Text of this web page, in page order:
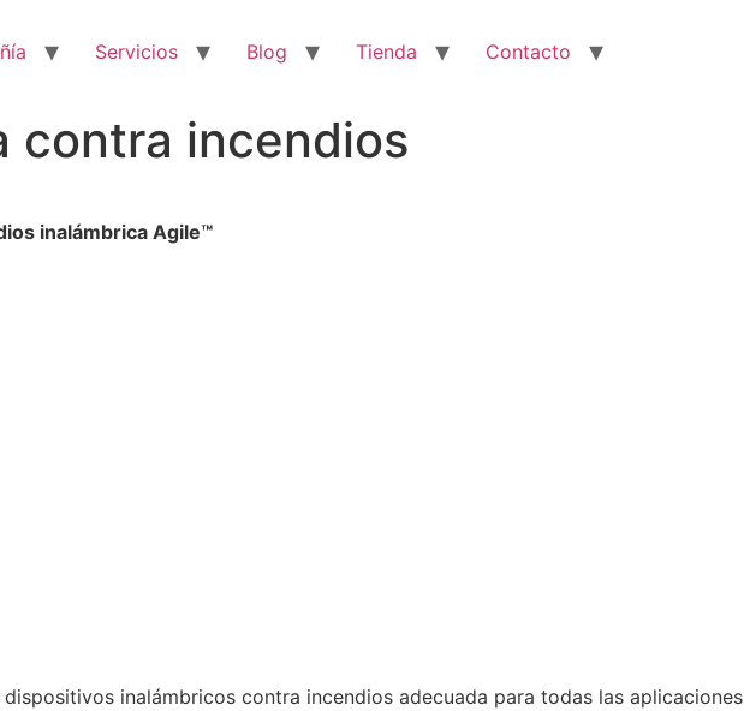
Servicios Blog Tienda Contacto
contra incendios
inalámbrica Agile™
inalámbricos contra incendios adecuada para todas las aplicaciones